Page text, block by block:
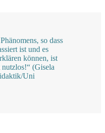
so dass
ist und es
können, ist
(Gisela
Uni